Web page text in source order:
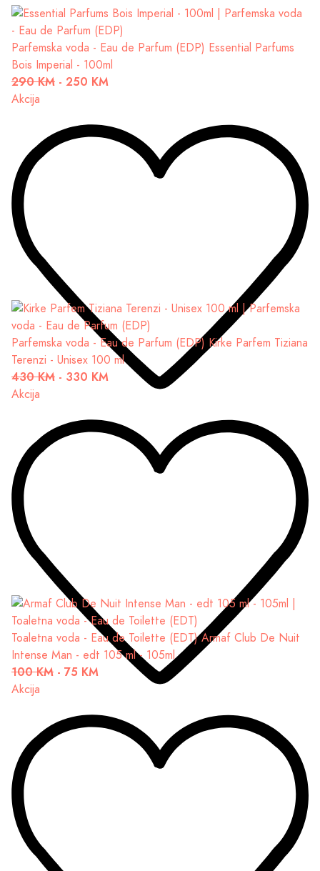
Parfemska voda - Eau de Parfum (EDP) Essential Parfums
Bois Imperial - 100ml
290 KM - 250 KM
Akcija
Parfemska voda - Eau de Parfum (EDP) Kirke Parfem Tiziana
Terenzi - Unisex 100 ml
430 KM - 330 KM
Akcija
Toaletna voda - Eau de Toilette (EDT) Armaf Club De Nuit
Intense Man - edt 105 ml - 105ml
100 KM - 75 KM
Akcija